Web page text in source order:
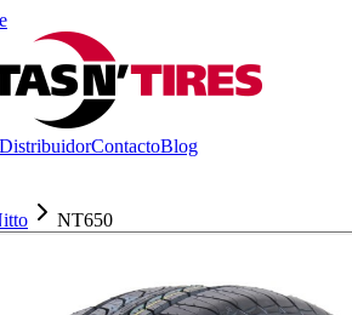
DistribuidorContactoBlog
NT650